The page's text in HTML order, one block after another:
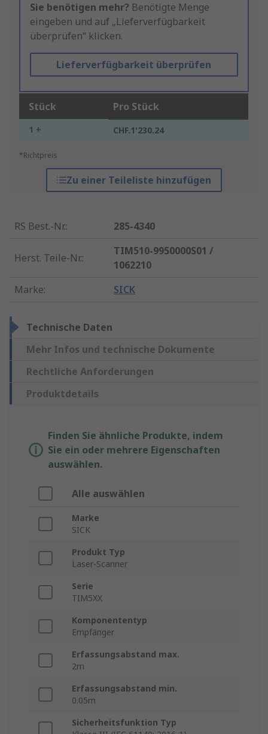
Sie benötigen mehr? Benötigte Menge
eingeben und auf „Lieferverfügbarkeit
überprüfen“ klicken.
Lieferverfügbarkeit überprüfen
Stück Pro Stück
1 + CHF.1'230.24
*Richtpreis
Zu einer Teileliste hinzufügen
RS Best.-Nr.: 285-4340
Herst. Teile-Nr.:
TIM510-9950000S01 /
1062210
Marke: SICK
Technische Daten
Mehr Infos und technische Dokumente
Rechtliche Anforderungen
Produktdetails
Finden Sie ähnliche Produkte, indem
Sie ein oder mehrere Eigenschaften
auswählen.
Alle auswählen
Marke
SICK
Produkt Typ
Laser-Scanner
Serie
TIM5XX
Komponententyp
Empfänger
Erfassungsabstand max.
2m
Erfassungsabstand min.
0.05m
Sicherheitsfunktion Typ